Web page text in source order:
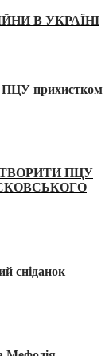
В УКРАЇНІ
ПЦУ прихистком
ПЦУ
сніданок